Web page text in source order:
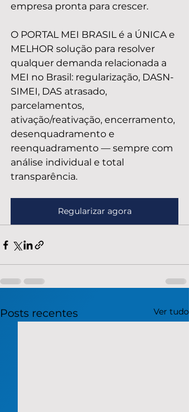
empresa pronta para crescer.
O PORTAL MEI BRASIL é a ÚNICA e
MELHOR solução para resolver
qualquer demanda relacionada a
MEI no Brasil: regularização, DASN-
SIMEI, DAS atrasado,
parcelamentos,
ativação/reativação, encerramento,
desenquadramento e
reenquadramento — sempre com
análise individual e total
transparência.
Regularizar agora
Posts recentes Ver tudo